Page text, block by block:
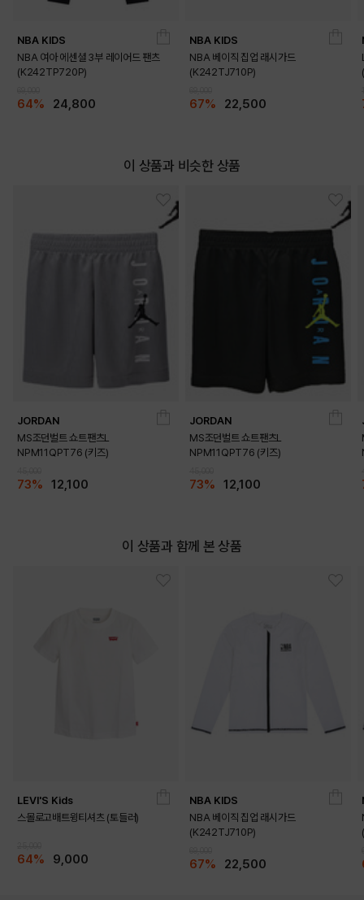
DETAILS
NBA KIDS
NBA 여아 에센셜 3부 레이어드 팬츠
(K242TP720P)
64% 24,800
NBA KIDS
NBA 베이직 집업 래시가드
(K242TJ710P)
67% 22,500
이 상품과 비슷한 상품
JORDAN
MS조던벌트 쇼트팬츠L
NPM11QPT76 (키즈)
73% 12,100
JORDAN
MS조던벌트 쇼트팬츠L
NPM11QPT76 (키즈)
73% 12,100
이 상품과 함께 본 상품
LEVI'S Kids
스몰로고배트윙티셔츠 (토들러)
64% 9,000
NBA KIDS
NBA 베이직 집업 래시가드
(K242TJ710P)
67% 22,500